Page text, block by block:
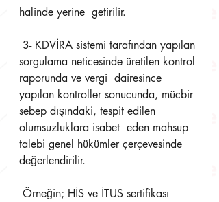
halinde yerine  getirilir.
sorgulama neticesinde üretilen kontrol
raporunda ve vergi  dairesince
yapılan kontroller sonucunda, mücbir
sebep dışındaki, tespit edilen
olumsuzluklara isabet  eden mahsup
talebi genel hükümler çerçevesinde
değerlendirilir.